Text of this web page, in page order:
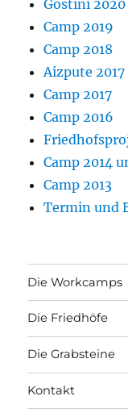
Gostini 2020
Camp 2019
Camp 2018
Aizpute 2017
Camp 2017
Camp 2016
Camp 2014
Camp 2013
Termin und
Die Workcamps
Die Friedhöfe
Die Grabsteine
Kontakt